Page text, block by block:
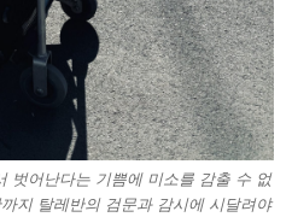
벗어난다는 기쁨에 미소를 감출 수 없
지 탈레반의 검문과 감시에 시달려야